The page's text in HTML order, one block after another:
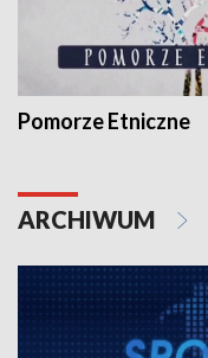
Pomorze Etniczne
ARCHIWUM